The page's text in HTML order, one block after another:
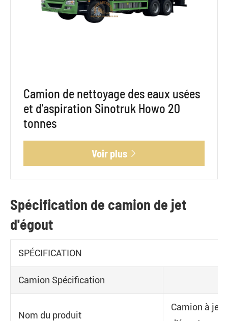
Camion de nettoyage des eaux usées
et d'aspiration Sinotruk Howo 20
tonnes
Voir plus 
Spécification de camion de jet
d'égout
SPÉCIFICATION
Camion Spécification
Nom du produit
Camion à jet